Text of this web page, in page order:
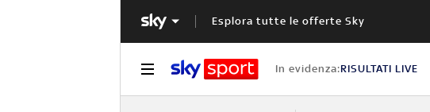
Esplora tutte le offerte Sky
In evidenza:RISULTATI LIVE